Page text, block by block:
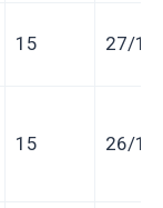
15 27/
15 26/